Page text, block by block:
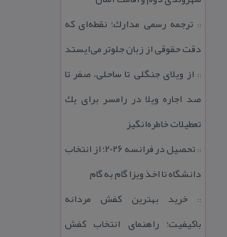
:: ترجمه رسمی مدارك؛ نقطه‌ای كه
دقت حقوقی از زبان جلوتر می‌ایستد
:: از ویلای جنگلی تا ساحلی، صفر تا
صد اجاره ویلا در رامسر برای یك
تعطیلات خاطره‌انگیز
::
تحصیل در فرانسه 2026؛ از انتخاب
دانشگاه تا اخذ ویزا گام به گام
::خرید بهترین كفش مردانه
باكیفیت؛ راهنمای انتخاب كفش